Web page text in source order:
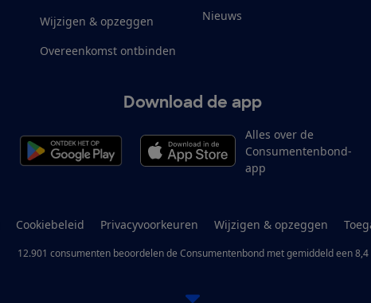
Wijzigen & opzeggen
Overeenkomst ontbinden
Nieuws
Download de app
Alles over de
Consumentenbond-
app
Cookiebeleid Privacyvoorkeuren Wijzigen & opzeggen
12.901 consumenten beoordelen de Consumentenbondmet gemiddeld een 8,4